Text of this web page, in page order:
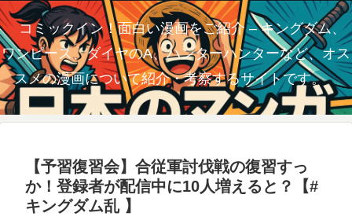
コミックイン！面白い漫画をご紹介 – キングダム、
ワンピース、ダイヤのA、ハンターハンターなど、オス
スメの漫画について紹介・考察するサイトです。
【予習復習会】合従軍討伐戦の復習すっ
か！登録者が配信中に10人増えると？【#
キングダム乱 】